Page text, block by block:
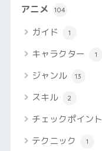
アニメ 104
ガイド 1
キャラクター 1
ジャンル 13
スキル 2
チェックポイント
テクニック 1